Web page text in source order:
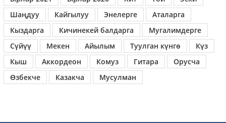
Шаңдуу
Кайгылуу Энелерге
Аталарга
Кыздарга
Кичинекей балдарга
Мугалимдерге
Сүйүү
Мекен Айылым Туулган күнгө
Күз
Кыш
Аккордеон Комуз Гитара
Орусча
Өзбекче
Казакча Мусулман